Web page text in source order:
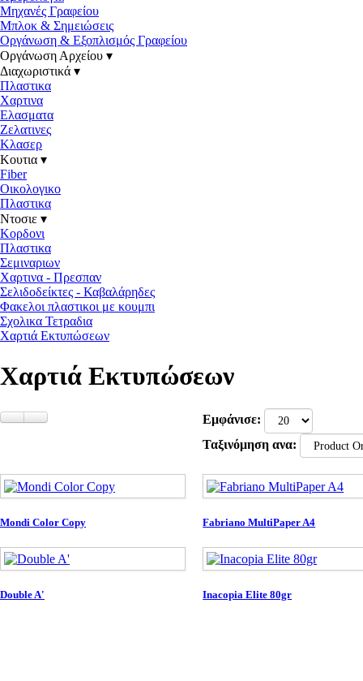
Μηχανές Γραφείου
Μπλοκ & Σημειώσεις
Οργάνωση & Εξοπλισμός Γραφείου
Οργάνωση Αρχείου ▾
Διαχωριστικά ▾
Πλαστικα
Χαρτινα
Ελασματα
Ζελατινες
Κλασερ
Κουτια ▾
Fiber
Οικολογικο
Πλαστικα
Ντοσιε ▾
Κορδονι
Πλαστικα
Σεμιναριων
Χαρτινα - Πρεσπαν
Σελιδοδείκτες - Καβαλάρηδες
Φακελοι πλαστικοι με κουμπι
Σχολικα Τετραδια
Χαρτιά Εκτυπώσεων
Χαρτιά Εκτυπώσεων
Εμφάνισε:
Ταξινόμηση ανα:
Mondi Color Copy Fabriano MultiPaper A4
Double A' Inacopia Elite 80gr